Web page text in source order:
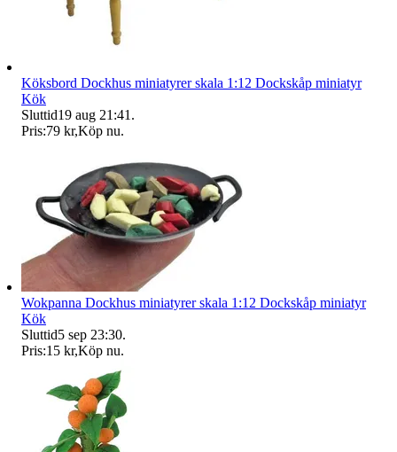
Köksbord Dockhus miniatyrer skala 1:12 Dockskåp miniatyr
Kök
Sluttid19 aug 21:41 .
Pris:79 kr,Köp nu.
Wokpanna Dockhus miniatyrer skala 1:12 Dockskåp miniatyr
Kök
Sluttid5 sep 23:30.
Pris:15 kr,Köp nu.